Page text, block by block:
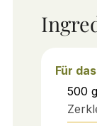
Für
500 g